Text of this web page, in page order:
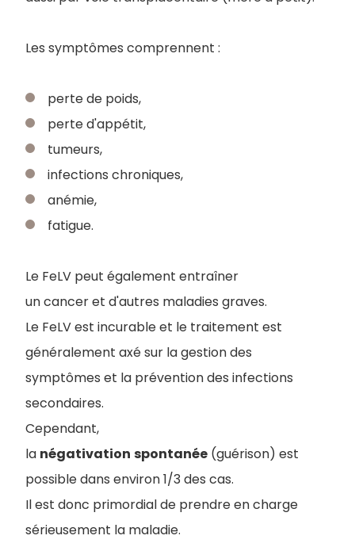
Les symptômes comprennent :
perte de poids,
perte d'appétit,
tumeurs,
infections chroniques,
anémie,
fatigue.
Le FeLV peut également entraîner
un cancer et d'autres maladies graves.
Le FeLV est incurable et le traitement est
généralement axé sur la gestion des
symptômes et la prévention des infections
secondaires.
Cependant,
la négativation spontanée (guérison) est
possible dans environ 1/3 des cas.
Il est donc primordial de prendre en charge
sérieusement la maladie.